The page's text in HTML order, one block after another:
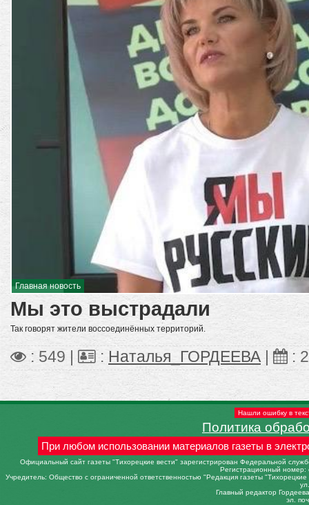
Главная новость
Мы это выстрадали
Так говорят жители воссоединённых территорий.
: 549 | : Наталья_ГОРДЕЕВА | :
Нашли ошибку в
Политика
При любом использовании материалов газеты в
Официальный сайт газеты "Тихорецкие вести" зарегистрирован Федеральной
Регистрационный
Учредитель: Общество с ограниченной ответственностью "Редакция газеты
Главный редактор
эл.